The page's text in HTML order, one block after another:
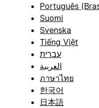
Português
Suomi
Svenska
Tiếng Việt
עברית
العربية
ภาษาไทย
한국어
日本語